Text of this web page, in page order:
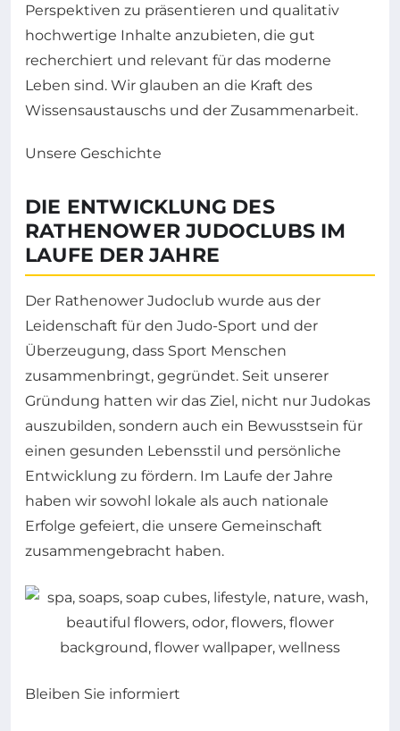
Perspektiven zu präsentieren und qualitativ
hochwertige Inhalte anzubieten, die gut
recherchiert und relevant für das moderne
Leben sind. Wir glauben an die Kraft des
Wissensaustauschs und der Zusammenarbeit.
Unsere Geschichte
DIE ENTWICKLUNG DES
RATHENOWER JUDOCLUBS IM
LAUFE DER JAHRE
Der Rathenower Judoclub wurde aus der
Leidenschaft für den Judo-Sport und der
Überzeugung, dass Sport Menschen
zusammenbringt, gegründet. Seit unserer
Gründung hatten wir das Ziel, nicht nur Judokas
auszubilden, sondern auch ein Bewusstsein für
einen gesunden Lebensstil und persönliche
Entwicklung zu fördern. Im Laufe der Jahre
haben wir sowohl lokale als auch nationale
Erfolge gefeiert, die unsere Gemeinschaft
zusammengebracht haben.
Bleiben Sie informiert